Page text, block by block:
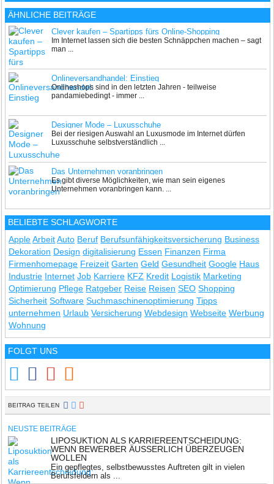
ÄHNLICHE BEITRÄGE
Clever kaufen – Spartipps fürs Online-Shopping
Im Internet lassen sich die besten Schnäppchen machen – sagt
man ...
Onlineversandhandel: Einstieg
Onlineshops sind in den letzten Jahren - teilweise
pandamiebedingt - immer ...
Designer Mode – Luxusschuhe
Bei der riesigen Auswahl an Luxusmode im Internet dürfen
Luxusschuhe selbstverständlich ...
Das Unternehmen voranbringen
Es gibt diverse Möglichkeiten, wie man sein eigenes
Unternehmen voranbringen kann. ...
BELIEBTE SCHLAGWORTE
Apple Arbeit Auto Beruf Berufsunfähigkeitsversicherung Business
Dekoration Design digitalisierung Essen Finanzen Firma
Firmenhomepage Freizeit Garten Geld Gesundheit Google Haus
Industrie Internet Job Karriere KFZ Kredit Logistik Marketing
Optimierung Pflege Ratgeber Reise Reisen SEO Shopping
Sicherheit Software Suchmaschinenoptimierung Tipps
unternehmen Urlaub Versicherung Webdesign Webseite Werbung
Wohnung
FOLGT UNS
BEITRAG TEILEN
NEUSTE BEITRÄGE
LIPOSUKTION ALS KARRIEREENTSCHEIDUNG:
WENN BEWERBER ÄUSSERLICH ÜBERZEUGEN W
OLLEN
Ein gepflegtes, selbstbewusstes Auftreten gilt in vielen
Berufsfeldern als ...